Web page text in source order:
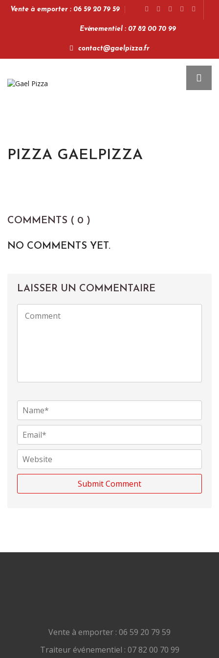
Vente à emporter : 06 59 20 79 59
Evénementiel : 07 82 00 70 99
contact@gaelpizza.fr
PIZZA GAELPIZZA
COMMENTS ( 0 )
NO COMMENTS YET.
LAISSER UN COMMENTAIRE
Vente à emporter : 06 59 20 79 59
Traiteur événementiel : 07 82 00 70 99